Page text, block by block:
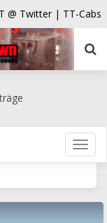
@ Twitter | TT-Cabs